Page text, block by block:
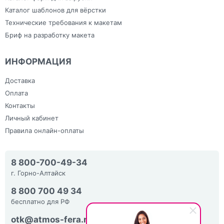
Каталог шаблонов для вёрстки
Технические требования к макетам
Бриф на разработку макета
ИНФОРМАЦИЯ
Доставка
Оплата
Контакты
Личный кабинет
Правила онлайн-оплаты
8 800-700-49-34
г. Горно-Алтайск
8 800 700 49 34
бесплатно для РФ
otk@atmos-fera.ru